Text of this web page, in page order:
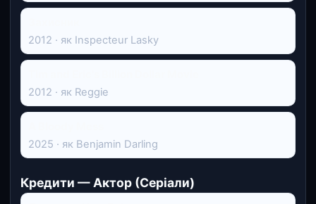
2012 · як Inspecteur Lasky
2012 · як Reggie
2025 · як Benjamin Darling
Кредити — Актор (Серіали)